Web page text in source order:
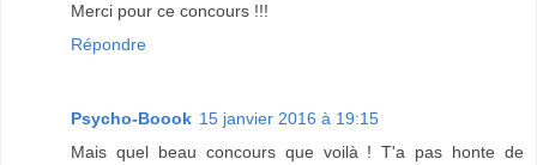
Merci pour ce concours !!!
Répondre
Psycho-Boook 15 janvier 2016 à 19:15
Mais quel beau concours que voilà ! T'a pas honte de